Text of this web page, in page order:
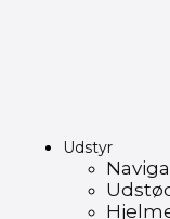
Udstyr